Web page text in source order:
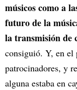
músicos como a
futuro de la
la transmisión de
consiguió. Y, en el
patrocinadores, y
alguna estaba en